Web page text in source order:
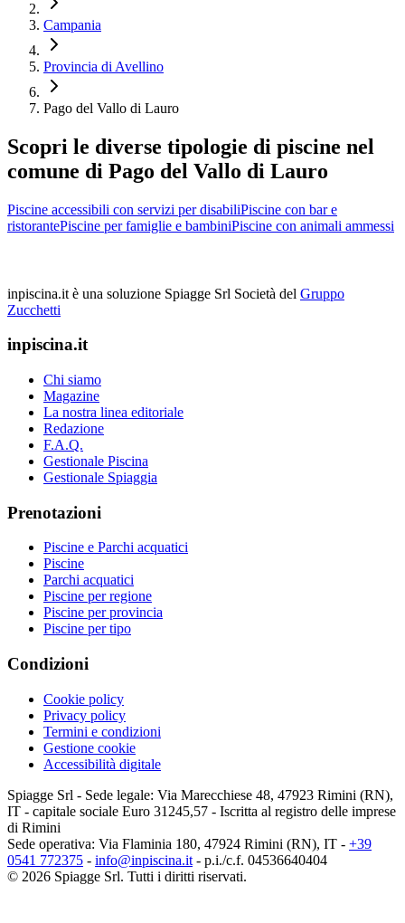
Campania
Provincia di Avellino
Pago del Vallo di Lauro
Scopri le diverse tipologie di piscine nel
comune di Pago del Vallo di Lauro
Piscine accessibili con servizi per disabiliPiscine con bar e
ristorantePiscine per famiglie e bambiniPiscine con animali ammessi
inpiscina.it è una soluzione Spiagge Srl Società del Gruppo
Zucchetti
inpiscina.it
Chi siamo
Magazine
La nostra linea editoriale
Redazione
F.A.Q.
Gestionale Piscina
Gestionale Spiaggia
Prenotazioni
Piscine e Parchi acquatici
Piscine
Parchi acquatici
Piscine per regione
Piscine per provincia
Piscine per tipo
Condizioni
Cookie policy
Privacy policy
Termini e condizioni
Gestione cookie
Accessibilità digitale
Spiagge Srl - Sede legale: Via Marecchiese 48, 47923 Rimini (RN),
IT - capitale sociale Euro 31245,57 - Iscritta al registro delle imprese
di Rimini
Sede operativa: Via Flaminia 180, 47924 Rimini (RN), IT - +39
0541 772375 - info@inpiscina.it - p.i./c.f. 04536640404
© 2026 Spiagge Srl. Tutti i diritti riservati.